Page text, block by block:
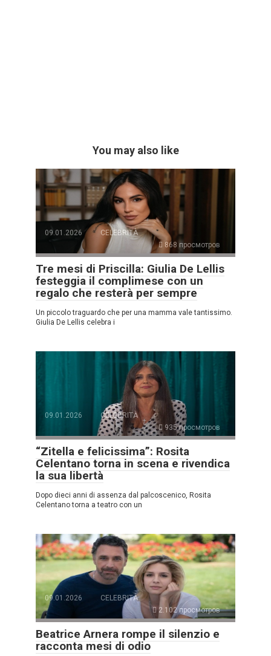
You may also like
09.01.2026
CELEBRITÀ
868 просмотров
Tre mesi di Priscilla: Giulia De Lellis
festeggia il complimese con un
regalo che resterà per sempre
Un piccolo traguardo che per una mamma vale tantissimo.
Giulia De Lellis celebra i
09.01.2026
CELEBRITÀ
935 просмотров
“Zitella e felicissima”: Rosita
Celentano torna in scena e rivendica
la sua libertà
Dopo dieci anni di assenza dal palcoscenico, Rosita
Celentano torna a teatro con un
09.01.2026
CELEBRITÀ
2.102 просмотров
Beatrice Arnera rompe il silenzio e
racconta mesi di odio